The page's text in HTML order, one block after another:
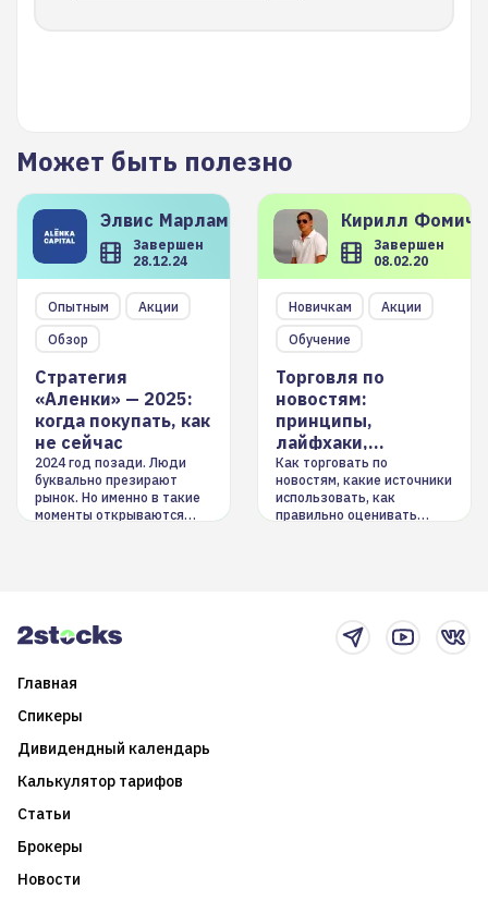
Может быть полезно
Элвис Марламов
Завершен
28.12.24
Опытным
Акции
Обзор
Стратегия
«Аленки» — 2025:
когда покупать, как
не сейчас
2024 год позади. Люди
буквально презирают
рынок. Но именно в такие
моменты открываются
Кирилл
Завершен
08.02.20
Новичкам
Акции
Обучение
Торговля по
новостям:
принципы,
лайфхаки,
инструменты
Как торговать по
новостям, какие источники
использовать, как
правильно оценивать
Главная
Спикеры
Дивидендный календарь
Калькулятор тарифов
Статьи
Брокеры
Новости